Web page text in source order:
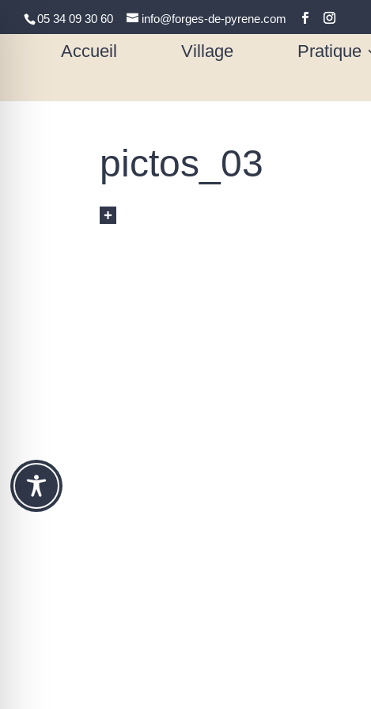
05 34 09 30 60 info@forges-de-pyrene.com
Accueil Village Pratique
pictos_03